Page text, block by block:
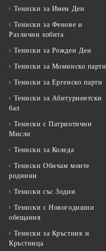
Тениски за Имен Ден
Тениски за Фенове и
Различни хобита
Тениски за Рожден Ден
Тениски за Mоминско парти
Тениски за Eргенско парти
Тениски за Aбитуриентски
бал
Тениски с Патриотични
Мисли
Тениски за Коледа
Тениски Обичам моите
роднини
Тениски със Зодии
Тениски с Новогодишни
обещания
Тениски за Кръстник и
Кръстница